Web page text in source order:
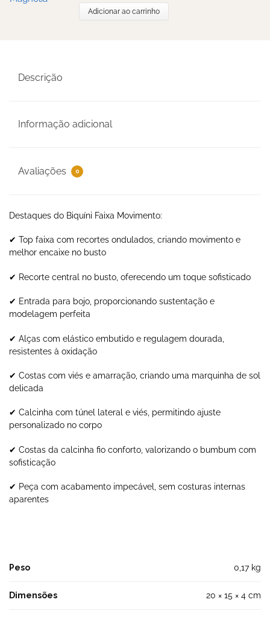
Adicionar ao carrinho
Descrição
Informação adicional
Avaliações 0
Destaques do Biquíni Faixa Movimento:
✔ Top faixa com recortes ondulados, criando movimento e
melhor encaixe no busto
✔ Recorte central no busto, oferecendo um toque sofisticado
✔ Entrada para bojo, proporcionando sustentação e
modelagem perfeita
✔ Alças com elástico embutido e regulagem dourada,
resistentes à oxidação
✔ Costas com viés e amarração, criando uma marquinha de sol
delicada
✔ Calcinha com túnel lateral e viés, permitindo ajuste
personalizado no corpo
✔ Costas da calcinha fio conforto, valorizando o bumbum com
sofisticação
✔ Peça com acabamento impecável, sem costuras internas
aparentes
Peso 0,17 kg
Dimensões 20 × 15 × 4 cm